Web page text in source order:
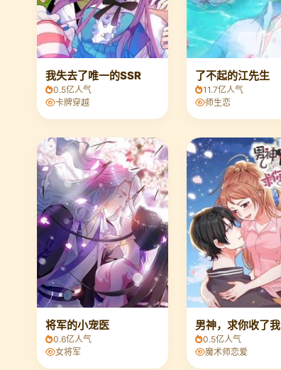
我失去了唯一的SSR
0.5亿人气
卡牌穿越
了不起的江先生
11.7亿人气
师生恋
将军的小宠医
0.6亿人气
女将军
男神，求你收了我
0.5亿人气
魔术师恋爱